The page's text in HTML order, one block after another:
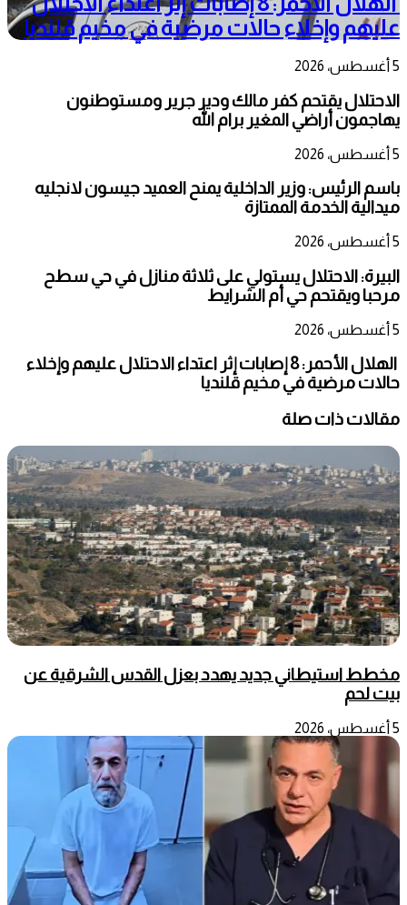
عليهم وإخلاء حالات مرضية في مخيم قلنديا
5 أغسطس، 2026
الاحتلال يقتحم كفر مالك ودير جرير ومستوطنون
يهاجمون أراضي المغير برام الله
5 أغسطس، 2026
باسم الرئيس: وزير الداخلية يمنح العميد جيسون لانجليه
ميدالية الخدمة الممتازة
5 أغسطس، 2026
البيرة: الاحتلال يستولي على ثلاثة منازل في حي سطح
مرحبا ويقتحم حي أم الشرايط
5 أغسطس، 2026
الهلال الأحمر: 8 إصابات إثر اعتداء الاحتلال عليهم وإخلاء
حالات مرضية في مخيم قلنديا
مقالات ذات صلة
مخطط استيطاني جديد يهدد بعزل القدس الشرقية عن
بيت لحم
5 أغسطس، 2026